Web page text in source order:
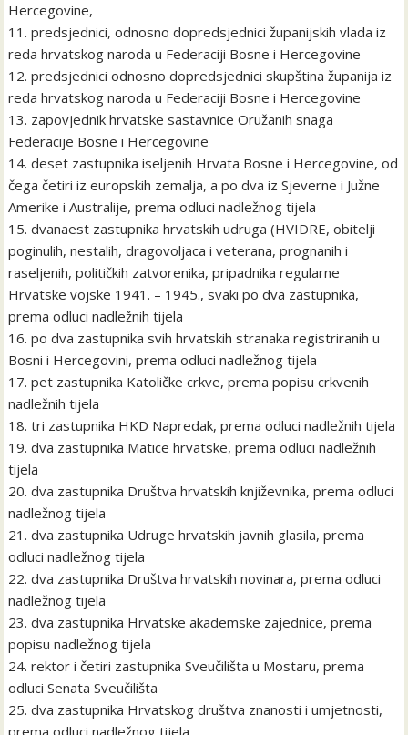
Hercegovine,
11. predsjednici, odnosno dopredsjednici županijskih vlada iz
reda hrvatskog naroda u Federaciji Bosne i Hercegovine
12. predsjednici odnosno dopredsjednici skupština županija iz
reda hrvatskog naroda u Federaciji Bosne i Hercegovine
13. zapovjednik hrvatske sastavnice Oružanih snaga
Federacije Bosne i Hercegovine
14. deset zastupnika iseljenih Hrvata Bosne i Hercegovine, od
čega četiri iz europskih zemalja, a po dva iz Sjeverne i Južne
Amerike i Australije, prema odluci nadležnog tijela
15. dvanaest zastupnika hrvatskih udruga (HVIDRE, obitelji
poginulih, nestalih, dragovoljaca i veterana, prognanih i
raseljenih, političkih zatvorenika, pripadnika regularne
Hrvatske vojske 1941. – 1945., svaki po dva zastupnika,
prema odluci nadležnih tijela
16. po dva zastupnika svih hrvatskih stranaka registriranih u
Bosni i Hercegovini, prema odluci nadležnog tijela
17. pet zastupnika Katoličke crkve, prema popisu crkvenih
nadležnih tijela
18. tri zastupnika HKD Napredak, prema odluci nadležnih tijela
19. dva zastupnika Matice hrvatske, prema odluci nadležnih
tijela
20. dva zastupnika Društva hrvatskih književnika, prema odluci
nadležnog tijela
21. dva zastupnika Udruge hrvatskih javnih glasila, prema
odluci nadležnog tijela
22. dva zastupnika Društva hrvatskih novinara, prema odluci
nadležnog tijela
23. dva zastupnika Hrvatske akademske zajednice, prema
popisu nadležnog tijela
24. rektor i četiri zastupnika Sveučilišta u Mostaru, prema
odluci Senata Sveučilišta
25. dva zastupnika Hrvatskog društva znanosti i umjetnosti,